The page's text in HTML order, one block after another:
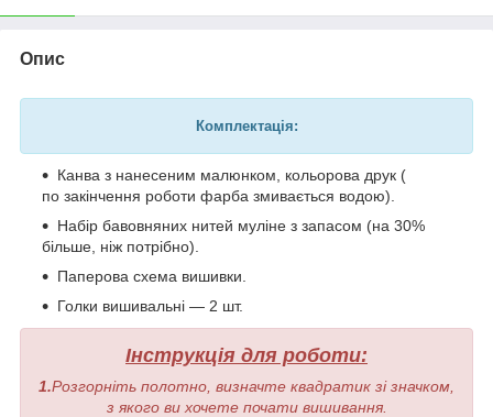
Опис
Комплектація:
Канва з нанесеним малюнком, кольорова друк (
по закінчення роботи фарба змивається водою).
Набір бавовняних нитей муліне з запасом (на 30%
більше, ніж потрібно).
Паперова схема вишивки.
Голки вишивальні — 2 шт.
Інструкція для роботи:
1.Розгорніть полотно, визначте квадратик зі значком,
з якого ви хочете почати вишивання.